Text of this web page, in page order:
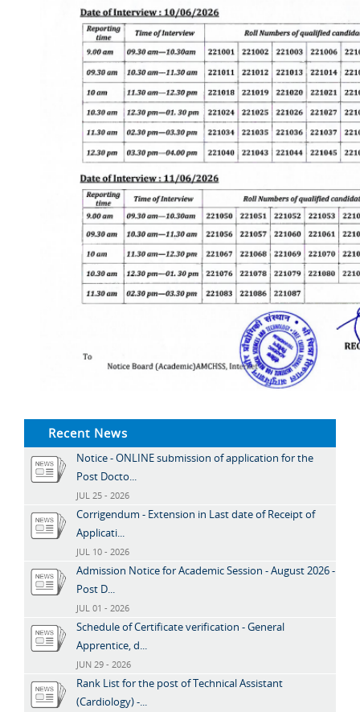
Recent News
Notice - ONLINE submission of application for the
Post Docto...
JUL 25 - 2026
Corrigendum - Extension in Last date of Receipt of
Applicati...
JUL 10 - 2026
Admission Notice for Academic Session - August 2026 -
Post D...
JUL 01 - 2026
Schedule of Certificate verification - General
Apprentice, d...
JUN 29 - 2026
Rank List for the post of Technical Assistant
(Cardiology) -...